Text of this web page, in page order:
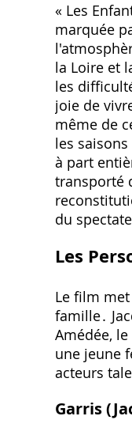
« Les
marquée
la Loire et
les
joie de
même de
les
à part
transporté
du
Les
Le film
famille․
Amédée‚
une jeune
acteurs
Garris